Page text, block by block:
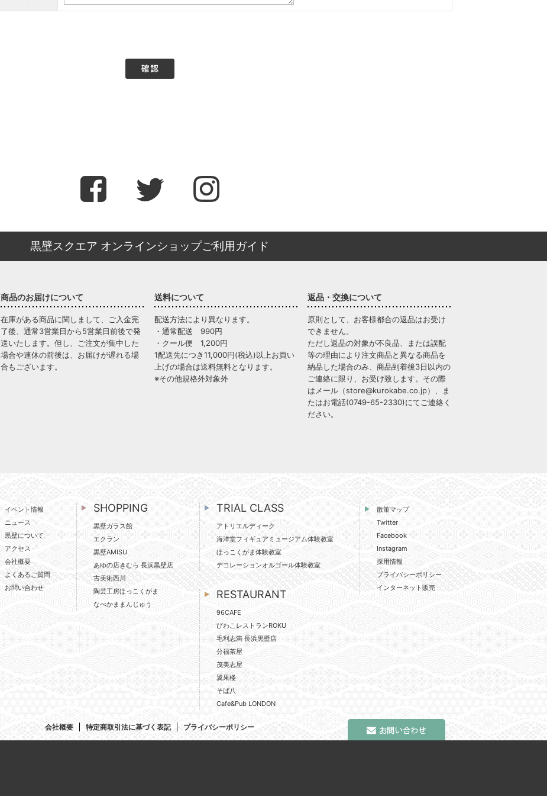
黒壁スクエア オンラインショップご利用ガイド
商品のお届けについて
在庫がある商品に関しまして、ご入金完
了後、通常3営業日から5営業日前後で発
送いたします。但し、ご注文が集中した
場合や連休の前後は、お届けが遅れる場
合もございます。
送料について
配送方法により異なります。
・通常配送 990円
・クール便 1,200円
1配送先につき11,000円(税込)以上お買い
上げの場合は送料無料となります。
※その他規格外対象外
返品・交換について
原則として、お客様都合の返品はお受け
できません。
ただし返品の対象が不良品、または誤配
等の理由により注文商品と異なる商品を
納品した場合のみ、商品到着後3日以内の
ご連絡に限り、お受け致します。その際
はメール（store@kurokabe.co.jp）、ま
たはお電話(0749-65-2330)にてご連絡く
ださい。
イベント情報
ニュース
黒壁について
アクセス
会社概要
よくあるご質問
お問い合わせ
SHOPPING
黒壁ガラス館
エクラン
黒壁AMISU
あゆの店きむら 長浜黒壁店
古美術西川
陶芸工房ほっこくがま
なべかままんじゅう
TRIAL CLASS
アトリエルディーク
海洋堂フィギュアミュージアム体験教室
ほっこくがま体験教室
デコレーションオルゴール体験教室
RESTAURANT
96CAFE
びわこレストランROKU
毛利志満 長浜黒壁店
分福茶屋
茂美志屋
翼果楼
そば八
Cafe&Pub LONDON
散策マップ
Twitter
Facebook
Instagram
採用情報
プライバシーポリシー
インターネット販売
会社概要 特定商取引法に基づく表記 プライバシーポリシー